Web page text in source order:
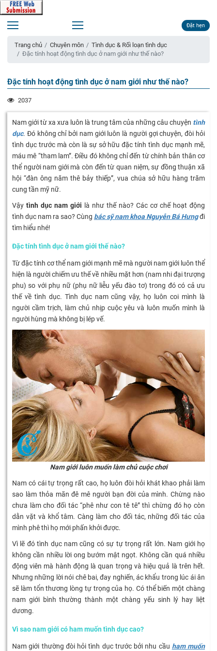
Đặt hẹn
Trang chủ Chuyên môn
Tình dục & Rối loạn tình dục
Đặc tính hoạt động tình dục ở nam giới như thế nào?
Đặc tính hoạt động tình dục ở nam giới như thế nào?
2037
Nam giới từ xa xưa luôn là trung tâm của những câu chuyện tình
dục. Đó không chỉ bởi nam giới luôn là người gợi chuyện, đòi hỏi
tình dục trước mà còn là sự sở hữu đặc tính tình dục mạnh mẽ,
máu mê “tham lam”. Điều đó không chỉ đến từ chính bản thân cơ
thể người nam giới mà còn đến từ quan niệm, sự đồng thuận xã
hội “đàn ông năm thê bảy thiếp”, vua chúa sở hữu hàng trăm
cung tần mỹ nữ.
Vậy tình dục nam giới là như thế nào? Các cơ chế hoạt động
tình dục nam ra sao? Cùng bác sỹ nam khoa Nguyễn Bá Hưngđi
tìm hiểu nhé!
Đặc tính tình dục ở nam giới thế nào?
Từ đặc tính cơ thể nam giới mạnh mẽ mà người nam giới luôn thể
hiện là người chiếm ưu thế về nhiều mặt hơn (nam nhi đại trượng
phu) so với phụ nữ (phụ nữ liễu yếu đào tơ) trong đó có cả ưu
thế về tình dục. Tình dục nam cũng vậy, họ luôn coi mình là
người cầm trịch, làm chủ nhịp cuộc yêu và luôn muốn mình là
người hùng mà không bị lép vế.
Nam giới luôn muốn làm chủ cuộc chơi
Nam có cái tự trọng rất cao, họ luôn đòi hỏi khát khao phải làm
sao làm thỏa mãn đê mê người bạn đời của mình. Chừng nào
chưa làm cho đối tác “phê như con tê tê” thì chừng đó họ còn
dằn vặt và khổ tâm. Càng làm cho đối tác, những đối tác của
mình phê thì họ mới phấn khởi được.
Vì lẽ đó tình dục nam cũng có sự tự trọng rất lớn. Nam giới họ
không cần nhiều lời ong bướm mật ngọt. Không cần quá nhiều
động viên mà hành động là quan trọng và hiệu quả là trên hết.
Nhưng những lời nói chê bai, đay nghiến, ác khẩu trong lúc ái ân
sẽ làm tổn thương lòng tự trọng của họ. Có thể biến một chàng
nam giới bình thường thành một chàng yếu sinh lý hay liệt
dương.
Vì sao nam giới có ham muốn tình dục cao?
Nam giới thường đòi hỏi tình dục trước bởi nhu cầu ham muốn